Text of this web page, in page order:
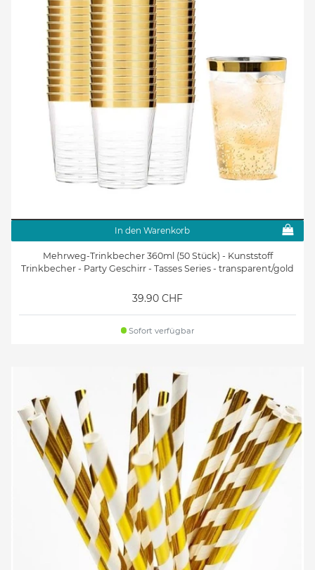
50. Geburtstag
60. Geburtstag
Kindergeburtstag
Party Accessories
Raum- und Tischdeko
In den Warenkorb
Mehrweg-Trinkbecher 360ml (50 Stück) - Kunststoff
Trinkbecher - Party Geschirr - Tasses Series - transparent/gold
39.90 CHF
Sofort verfügbar